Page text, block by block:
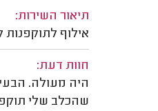
תיאור השירות:
אילוף לתוקפנות לכלב
חוות דעת:
היה מעולה.
שהכלב שלי